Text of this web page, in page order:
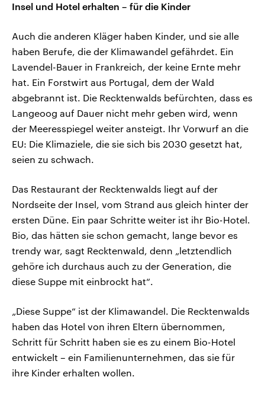
Insel und Hotel erhalten – für die Kinder
Auch die anderen Kläger haben Kinder, und sie alle
haben Berufe, die der Klimawandel gefährdet. Ein
Lavendel-Bauer in Frankreich, der keine Ernte mehr
hat. Ein Forstwirt aus Portugal, dem der Wald
abgebrannt ist. Die Recktenwalds befürchten, dass es
Langeoog auf Dauer nicht mehr geben wird, wenn
der Meeresspiegel weiter ansteigt. Ihr Vorwurf an die
EU: Die Klimaziele, die sie sich bis 2030 gesetzt hat,
seien zu schwach.
Das Restaurant der Recktenwalds liegt auf der
Nordseite der Insel, vom Strand aus gleich hinter der
ersten Düne. Ein paar Schritte weiter ist ihr Bio-Hotel.
Bio, das hätten sie schon gemacht, lange bevor es
trendy war, sagt Recktenwald, denn „letztendlich
gehöre ich durchaus auch zu der Generation, die
diese Suppe mit einbrockt hat“.
„Diese Suppe“ ist der Klimawandel. Die Recktenwalds
haben das Hotel von ihren Eltern übernommen,
Schritt für Schritt haben sie es zu einem Bio-Hotel
entwickelt – ein Familienunternehmen, das sie für
ihre Kinder erhalten wollen.